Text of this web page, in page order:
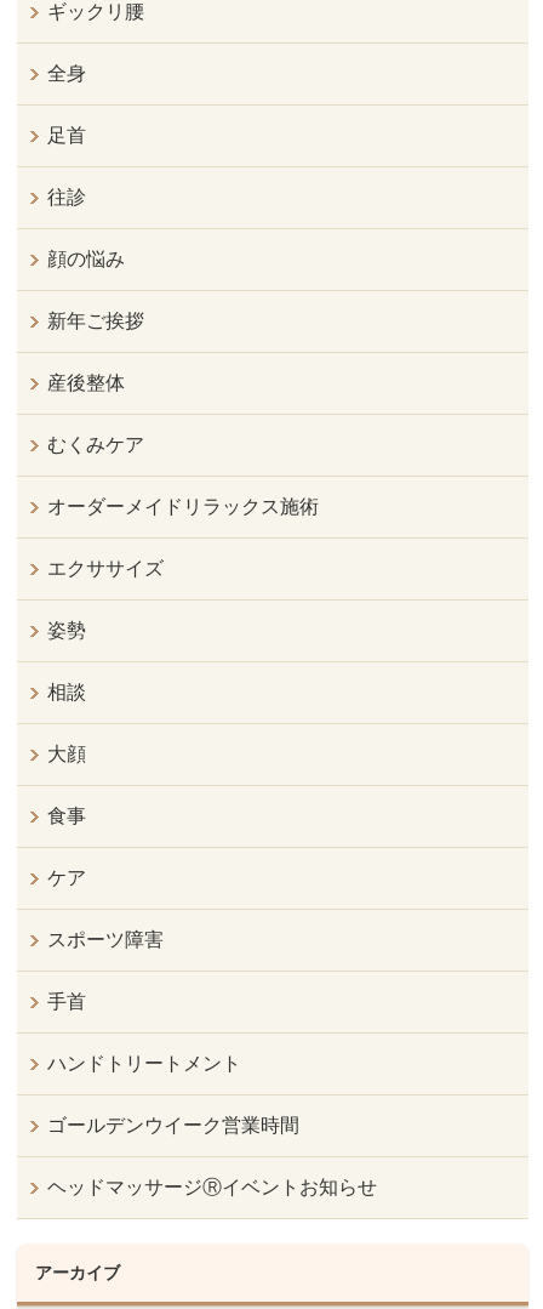
ギックリ腰
全身
足首
往診
顔の悩み
新年ご挨拶
産後整体
むくみケア
オーダーメイドリラックス施術
エクササイズ
姿勢
相談
大顔
食事
ケア
スポーツ障害
手首
ハンドトリートメント
ゴールデンウイーク営業時間
ヘッドマッサージⓇイベントお知らせ
アーカイブ